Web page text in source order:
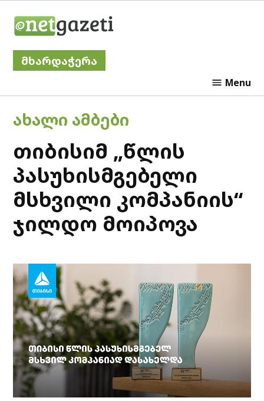
მხარდაჭერა
Menu
POSTED
ᲐᲮᲐᲚᲘ ᲐᲛᲑᲔᲑᲘ
თიბისიმ „წლის
პასუხისმგებელი
მსხვილი კომპანიის“
ჯილდო მოიპოვა